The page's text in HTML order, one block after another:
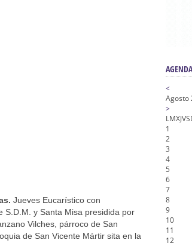
y Traslado – Siete Palabras
Jesús de la Pasión
– San Roque
Jueves Eucarístico con
S.D.M. y Santa Misa presidida por
Vilches, párroco de San
de San Vicente Mártir sita en la
<
Agosto
>
LMXJVS
1
2
3
4
5
6
7
8
9
10
11
12